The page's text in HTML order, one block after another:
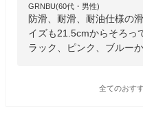
GRNBU(60代・男性)
防滑、耐滑、耐油仕様の
イズも21.5cmからそろっ
ラック、ピンク、ブルー
全てのおす